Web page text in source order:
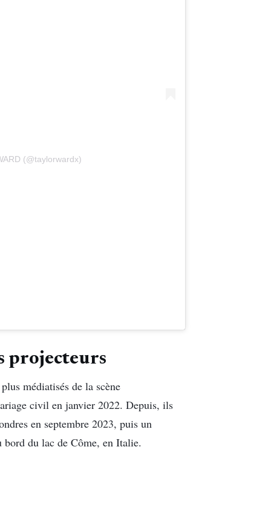
(@taylorwardx)
projecteurs
médiatisés de la scène
civil en janvier 2022. Depuis, ils
en septembre 2023, puis un
bord du lac de Côme, en Italie.